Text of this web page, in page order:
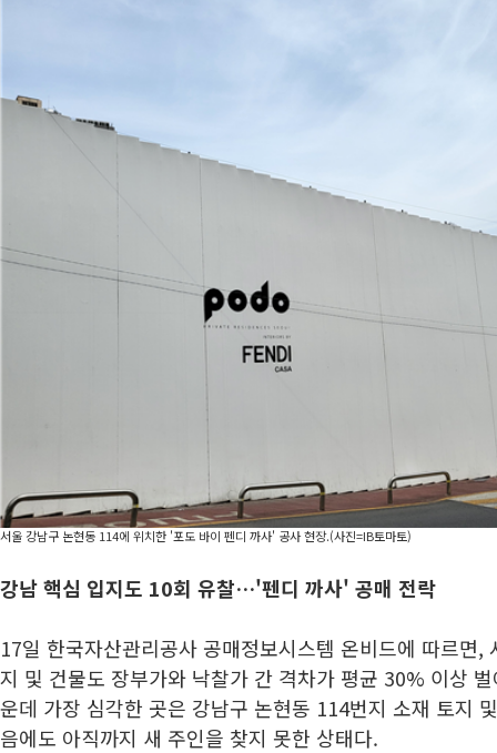
서울 강남구 논현동 114에 위치한 '포도 바이 펜디 까사' 공사 현장.(사진=IB토마토)
강남 핵심 입지도 10회 유찰…'펜디 까사' 공매 전락
17일 한국자산관리공사 공매정보시스템 온비드에 따르면,
지 및 건물도 장부가와 낙찰가 간 격차가 평균 30% 이상
운데 가장 심각한 곳은 강남구 논현동 114번지 소재 토지
음에도 아직까지 새 주인을 찾지 못한 상태다.